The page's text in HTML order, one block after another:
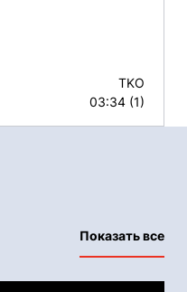
TKO
03:34 (1)
Показать все